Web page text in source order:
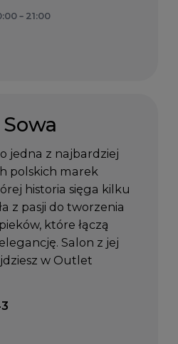
– 21:00
jedna z najbardziej
polskich marek
historia sięga kilku
z pasji do tworzenia
które łączą
Salon z jej
w Outlet